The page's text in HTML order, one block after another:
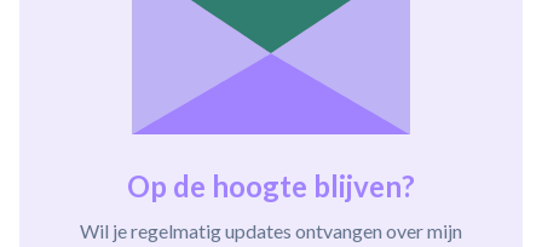
Op de hoogte blijven?
Wil je regelmatig updates ontvangen over mijn